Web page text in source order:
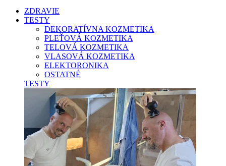
ZDRAVIE
TESTY
DEKORATÍVNA KOZMETIKA
PLEŤOVÁ KOZMETIKA
TELOVÁ KOZMETIKA
VLASOVÁ KOZMETIKA
ELEKTORONIKA
OSTATNÉ
TESTY